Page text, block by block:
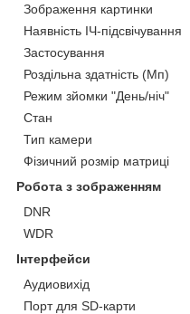
Зображення картинки
Наявність ІЧ-підсвічування
Застосування
Роздільна здатність (Мп)
Режим зйомки "День/ніч"
Стан
Тип камери
Фізичний розмір матриці
Робота з зображенням
DNR
WDR
Інтерфейси
Аудиовихід
Порт для SD-карти